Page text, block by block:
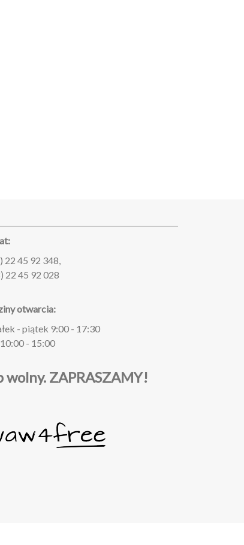
22 45 92 348,
22 45 92 028
otwarcia:
- piątek 9:00 - 17:30
- 15:00
wolny. ZAPRASZAMY!